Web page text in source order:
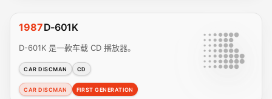
1987D-601K
D-601K 是一款车载 CD 播放器。
CAR DISCMAN CD
CAR DISCMAN FIRST GENERATION